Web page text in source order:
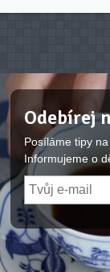
Odebírej
Posíláme tipy
Informujeme o